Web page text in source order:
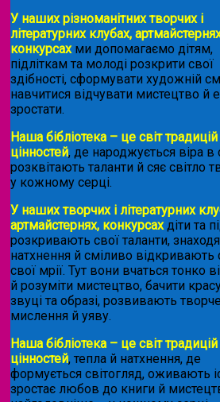
У наших різноманітних творчих і
літературних клубах,
конкурсахми допомагаємо дітям,
підліткам та молоді розкрити свої
здібності, сформувати художній
навчитися відчувати мистецтво й
зростати.
Наша бібліотека – це світ традицій
цінностей, де народжується віра в
розквітають таланти й сяє світло
у кожному серці.
У наших творчих і літературних
артмайстернях, конкурсахдіти та
розкривають свої таланти,
натхнення й сміливо відкривають
свої мрії. Тут вони вчаться тонко
й розуміти мистецтво, бачити
звуці та образі, розвивають творче
мислення й уяву.
Наша бібліотека – це світ традицій
цінностей, тепла й натхнення, де
формується світогляд, оживають
зростає любов до книги й